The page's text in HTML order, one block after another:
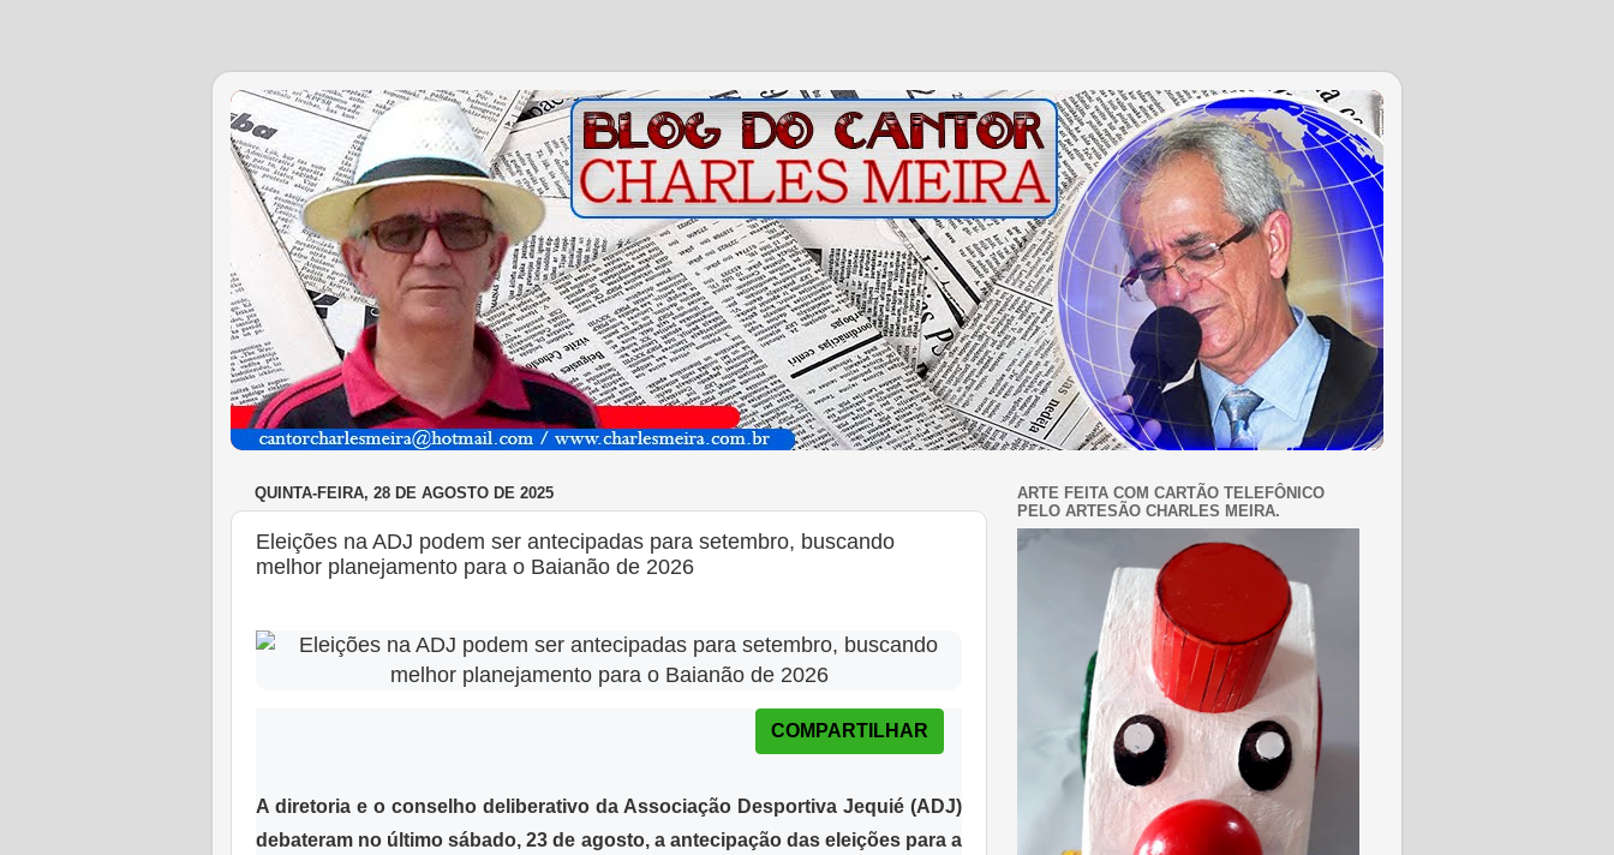
QUINTA-FEIRA, 28 DE AGOSTO DE 2025
Eleições na ADJ podem ser antecipadas para setembro, buscando
melhor planejamento para o Baianão de 2026
COMPARTILHAR
A diretoria e o conselho deliberativo da Associação Desportiva Jequié (ADJ)
debateram no último sábado, 23 de agosto, a antecipação das eleições para a
ARTE FEITA COM CARTÃO TELEFÔNICO
PELO ARTESÃO CHARLES MEIRA.